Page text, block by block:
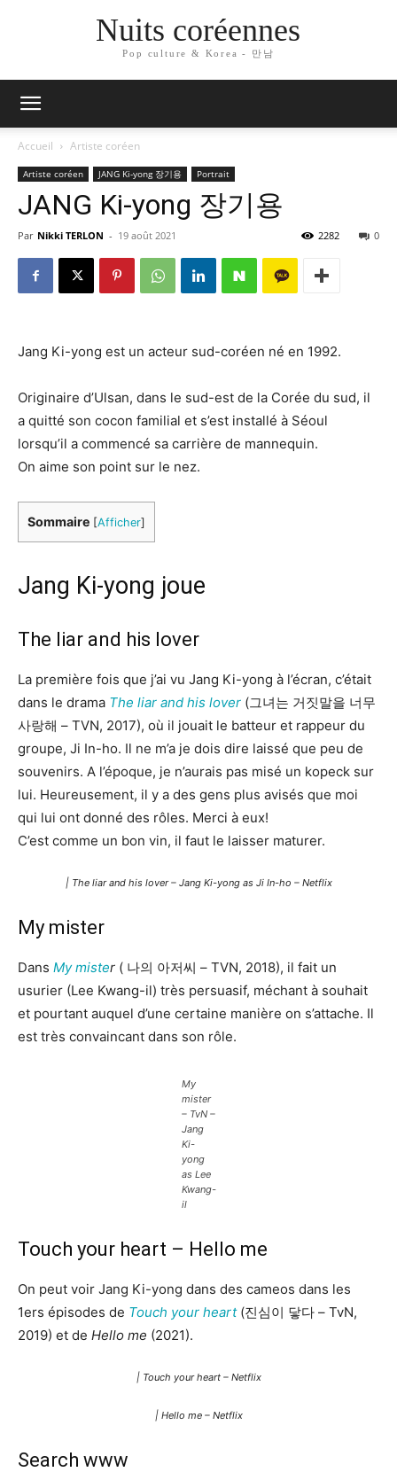
Nuits coréennes
Pop culture & Korea - 만남
Accueil Artiste coréen
Artiste coréen JANG Ki-yong 장기용 Portrait
JANG Ki-yong 장기용
Par Nikki TERLON - 19 août 2021 0
2282
Jang Ki-yong est un acteur sud-coréen né en 1992.
Originaire d’Ulsan, dans le sud-est de la Corée du sud, il
a quitté son cocon familial et s’est installé à Séoul
lorsqu’il a commencé sa carrière de mannequin.
On aime son point sur le nez.
Sommaire [Afficher]
Jang Ki-yong joue
The liar and his lover
La première fois que j’ai vu Jang Ki-yong à l’écran, c’était
dans le drama The liar and his lover (그녀는 거짓말을 너무
사랑해 – TVN, 2017), où il jouait le batteur et rappeur du
groupe, Ji In-ho. Il ne m’a je dois dire laissé que peu de
souvenirs. A l’époque, je n’aurais pas misé un kopeck sur
lui. Heureusement, il y a des gens plus avisés que moi
qui lui ont donné des rôles. Merci à eux!
C’est comme un bon vin, il faut le laisser maturer.
| The liar and his lover – Jang Ki-yong as Ji In-ho – Netflix
My mister
Dans My mister ( 나의 아저씨 – TVN, 2018), il fait un
usurier (Lee Kwang-il) très persuasif, méchant à souhait
et pourtant auquel d’une certaine manière on s’attache. Il
est très convaincant dans son rôle.
My
mister
– TvN –
Jang
Ki-
yong
as Lee
Kwang-
il
Touch your heart – Hello me
On peut voir Jang Ki-yong dans des cameos dans les
1ers épisodes de Touch your heart(진심이 닿다 – TvN,
2019) et de Hello me (2021).
| Touch your heart – Netflix
| Hello me – Netflix
Search www